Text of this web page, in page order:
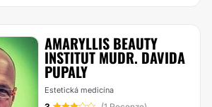
AMARYLLIS BEAUTY
INSTITUT MUDR. DAVIDA
PUPALY
Estetická medicína